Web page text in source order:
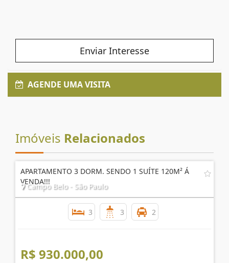
Enviar Interesse
AGENDE UMA VISITA
Imóveis Relacionados
APARTAMENTO 3 DORM. SENDO 1 SUÍTE 120M² Á
VENDA!!!
Campo Belo - São Paulo
3 3 2
R$ 930.000,00